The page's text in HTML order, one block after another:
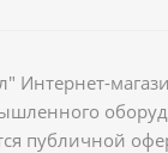
Интернет-
публичной